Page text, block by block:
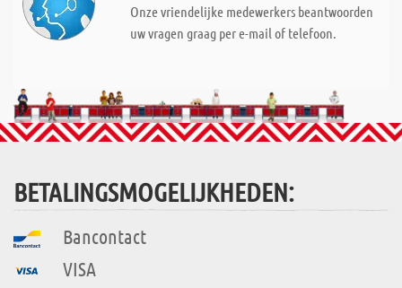
Onze vriendelijke medewerkers beantwoorden
uw vragen graag per e-mail of telefoon.
BETALINGSMOGELIJKHEDEN:
Bancontact
VISA